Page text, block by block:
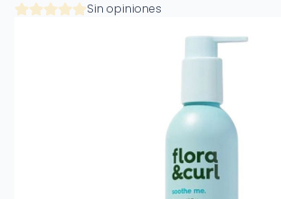
Sin opiniones